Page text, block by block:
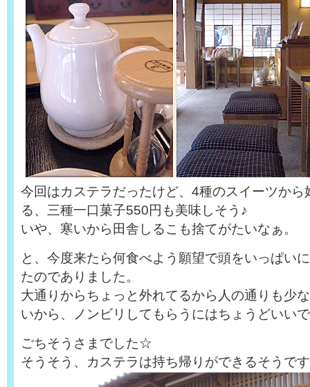
今回はカステラだったけど、4種のスイーツから
る、三種一口菓子550円も美味しそう♪
いや、寒いから田舎しるこも捨てがたいなぁ。
と、今度来たら何食べよう願望で頭をいっぱい
たのでありました。
大通りからちょっと外れてるから人の通りも少
いから、ノンビリしてもらうにはちょうどいい
ごちそうさまでした☆
そうそう、カステラは持ち帰りができるそうで